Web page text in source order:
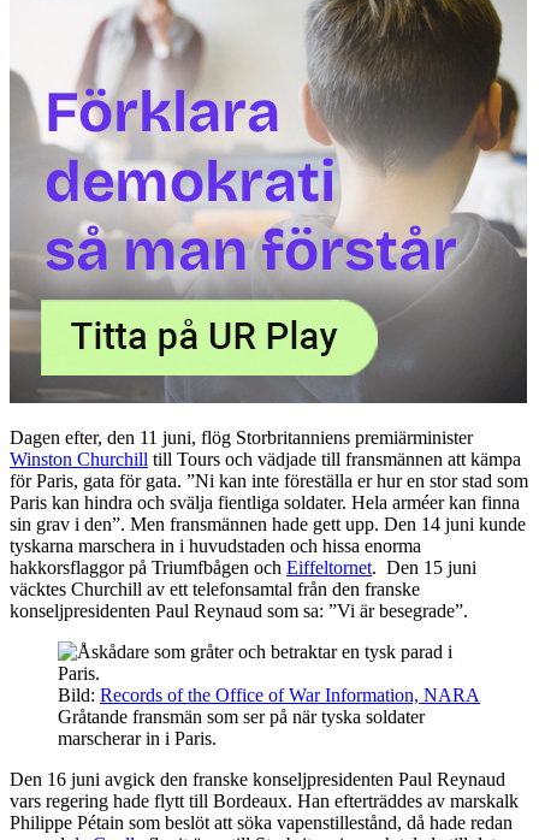
Dagen efter, den 11 juni, flög Storbritanniens premiärminister
Winston Churchill till Tours och vädjade till fransmännen att kämpa
för Paris, gata för gata. ”Ni kan inte föreställa er hur en stor stad som
Paris kan hindra och svälja fientliga soldater. Hela arméer kan finna
sin grav i den”. Men fransmännen hade gett upp. Den 14 juni kunde
tyskarna marschera in i huvudstaden och hissa enorma
hakkorsflaggor på Triumfbågen och Eiffeltornet. Den 15 juni
väcktes Churchill av ett telefonsamtal från den franske
konseljpresidenten Paul Reynaud som sa: ”Vi är besegrade”.
Bild: Records of the Office of War Information, NARA
Gråtande fransmän som ser på när tyska soldater
marscherar in i Paris.
Den 16 juni avgick den franske konseljpresidenten Paul Reynaud
vars regering hade flytt till Bordeaux. Han efterträddes av marskalk
Philippe Pétain som beslöt att söka vapenstillestånd, då hade redan